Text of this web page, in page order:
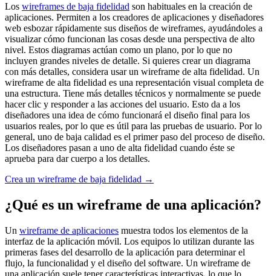
Los wireframes de baja fidelidad son habituales en la creación de
aplicaciones. Permiten a los creadores de aplicaciones y diseñadores
web esbozar rápidamente sus diseños de wireframes, ayudándoles a
visualizar cómo funcionan las cosas desde una perspectiva de alto
nivel. Estos diagramas actúan como un plano, por lo que no
incluyen grandes niveles de detalle. Si quieres crear un diagrama
con más detalles, considera usar un wireframe de alta fidelidad. Un
wireframe de alta fidelidad es una representación visual completa de
una estructura. Tiene más detalles técnicos y normalmente se puede
hacer clic y responder a las acciones del usuario. Esto da a los
diseñadores una idea de cómo funcionará el diseño final para los
usuarios reales, por lo que es útil para las pruebas de usuario. Por lo
general, uno de baja calidad es el primer paso del proceso de diseño.
Los diseñadores pasan a uno de alta fidelidad cuando éste se
aprueba para dar cuerpo a los detalles.
Crea un wireframe de baja fidelidad →
¿Qué es un wireframe de una aplicación?
Un wireframe de aplicaciones muestra todos los elementos de la
interfaz de la aplicación móvil. Los equipos lo utilizan durante las
primeras fases del desarrollo de la aplicación para determinar el
flujo, la funcionalidad y el diseño del software. Un wireframe de
una aplicación suele tener características interactivas, lo que lo